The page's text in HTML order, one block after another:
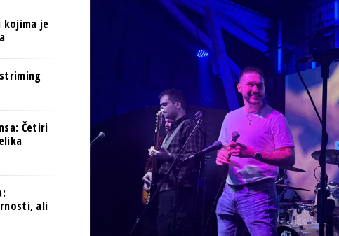
I AI
& SPORT
REGIONA
USAVRŠAVANJE
STIL
WELLBEING
BACK TO OFFICE/SCHOOL
BIZBENDOVI
BIZKOLEGIJUM
BMW BIZNIS LIGA
BIZLIFE WEEK
IZJAVA GODINE
I AI
NA RAFU
BIZKOLEGIJUM
BMW BIZNIS LIGA
BIZLIFE WEEK
IZJAVA GODINE
kojima je
Četiri
ali